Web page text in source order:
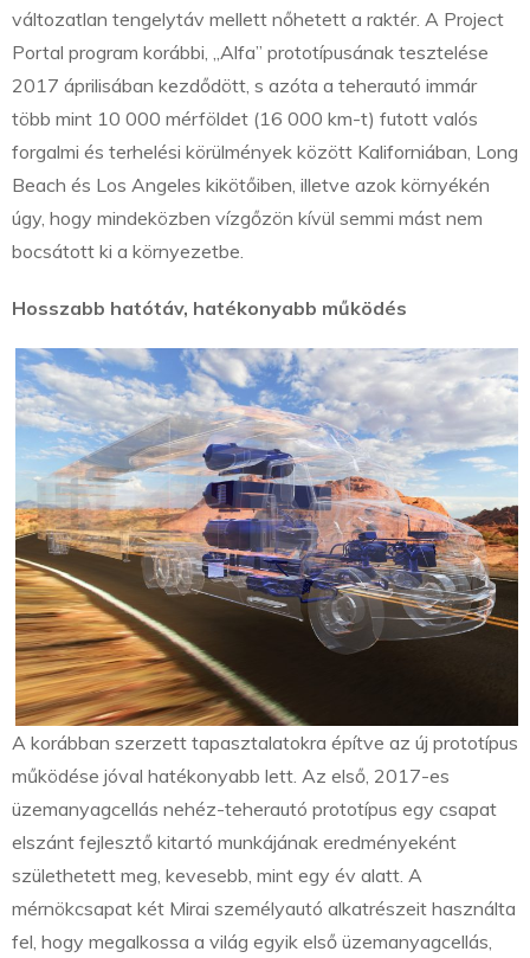
változatlan tengelytáv mellett nőhetett a raktér. A Project
Portal program korábbi, „Alfa” prototípusának tesztelése
2017 áprilisában kezdődött, s azóta a teherautó immár
több mint 10 000 mérföldet (16 000 km-t) futott valós
forgalmi és terhelési körülmények között Kaliforniában, Long
Beach és Los Angeles kikötőiben, illetve azok környékén
úgy, hogy mindeközben vízgőzön kívül semmi mást nem
bocsátott ki a környezetbe.
Hosszabb hatótáv, hatékonyabb működés
A korábban szerzett tapasztalatokra építve az új prototípus
működése jóval hatékonyabb lett. Az első, 2017-es
üzemanyagcellás nehéz-teherautó prototípus egy csapat
elszánt fejlesztő kitartó munkájának eredményeként
születhetett meg, kevesebb, mint egy év alatt. A
mérnökcsapat két Mirai személyautó alkatrészeit használta
fel, hogy megalkossa a világ egyik első üzemanyagcellás,